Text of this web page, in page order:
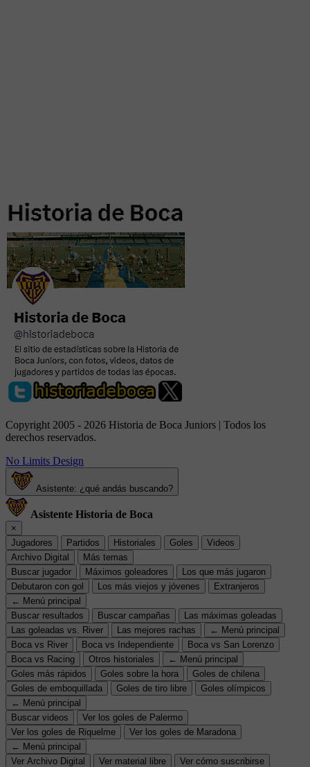
Copyright 2005 - 2026 Historia de Boca Juniors | Todos los
derechos reservados.
No Limits Design
Asistente: ¿qué andás buscando?
Asistente Historia de Boca
×
Jugadores
Partidos Historiales Goles
Videos
Archivo Digital
Más temas
Buscar jugador
Máximos goleadores
Los que más jugaron
Debutaron con gol
Los más viejos y jóvenes
Extranjeros
← Menú principal
Buscar resultados
Buscar campañas
Las máximas goleadas
Las goleadas vs. River
Las mejores rachas
← Menú principal
Boca vs River
Boca vs Independiente
Boca vs San Lorenzo
Boca vs Racing
Otros historiales
← Menú principal
Goles más rápidos
Goles sobre la hora
Goles de chilena
Goles de emboquillada
Goles de tiro libre
Goles olímpicos
← Menú principal
Buscar videos
Ver los goles de Palermo
Ver los goles de Riquelme
Ver los goles de Maradona
← Menú principal
Ver Archivo Digital
Ver material libre
Ver cómo suscribirse